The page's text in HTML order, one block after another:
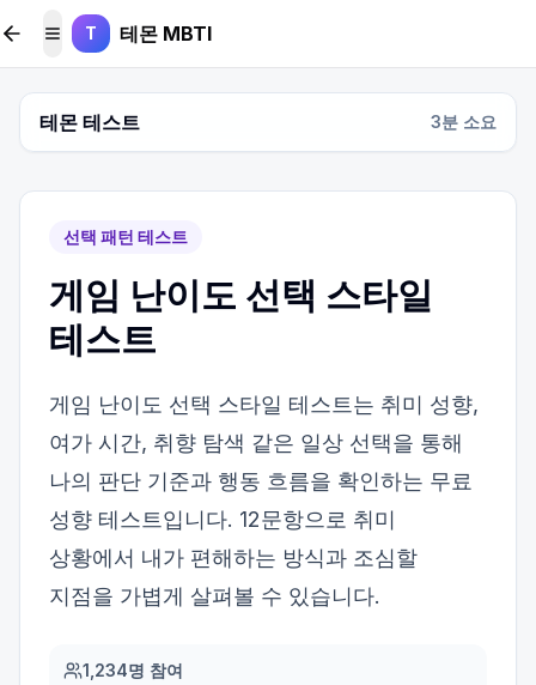
본문 바로가기
메뉴 토글
T 테몬 MBTI
테몬 테스트 3분 소요
선택 패턴 테스트
게임 난이도 선택 스타일
테스트
게임 난이도 선택 스타일 테스트는 취미 성향,
여가 시간, 취향 탐색 같은 일상 선택을 통해
나의 판단 기준과 행동 흐름을 확인하는 무료
성향 테스트입니다. 12문항으로 취미
상황에서 내가 편해하는 방식과 조심할
지점을 가볍게 살펴볼 수 있습니다.
1,234명 참여